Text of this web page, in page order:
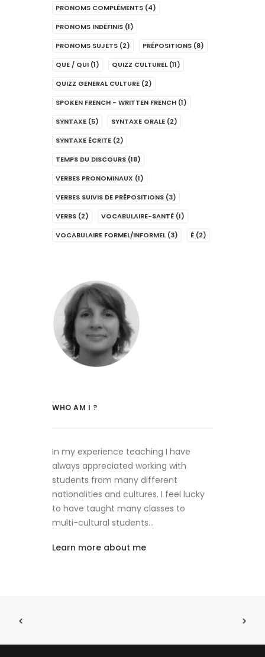
PRONOMS COMPLÉMENTS (4)
PRONOMS INDÉFINIS (1)
PRONOMS SUJETS (2) PRÉPOSITIONS (8)
QUE / QUI (1) QUIZZ CULTUREL (11)
QUIZZ GENERAL CULTURE (2)
SPOKEN FRENCH - WRITTEN FRENCH (1)
SYNTAXE (5) SYNTAXE ORALE (2)
SYNTAXE ÉCRITE (2)
TEMPS DU DISCOURS (18)
VERBES PRONOMINAUX (1)
VERBES SUIVIS DE PRÉPOSITIONS (3)
VERBS (2) VOCABULAIRE-SANTÉ (1)
VOCABULAIRE FORMEL/INFORMEL (3) É (2)
WHO AM I ?
In my experience teaching I have
always appreciated working with
students from many different
nationalities and cultures. I feel lucky
to have taught many classes to
multi-cultural students…
Learn more about me